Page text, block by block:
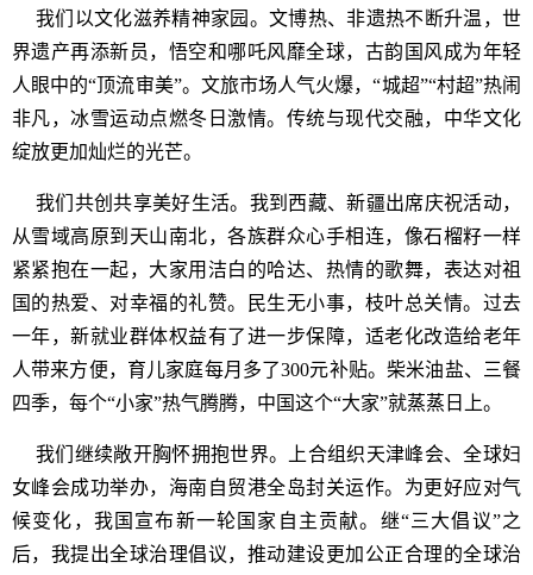
我们以文化滋养精神家园。文博热、非遗热不断升温，世
界遗产再添新员，悟空和哪吒风靡全球，古韵国风成为年轻
人眼中的“顶流审美”。文旅市场人气火爆，“城超”“村超”热闹
非凡，冰雪运动点燃冬日激情。传统与现代交融，中华文化
绽放更加灿烂的光芒。
我们共创共享美好生活。我到西藏、新疆出席庆祝活动，
从雪域高原到天山南北，各族群众心手相连，像石榴籽一样
紧紧抱在一起，大家用洁白的哈达、热情的歌舞，表达对祖
国的热爱、对幸福的礼赞。民生无小事，枝叶总关情。过去
一年，新就业群体权益有了进一步保障，适老化改造给老年
人带来方便，育儿家庭每月多了300元补贴。柴米油盐、三餐
四季，每个“小家”热气腾腾，中国这个“大家”就蒸蒸日上。
我们继续敞开胸怀拥抱世界。上合组织天津峰会、全球妇
女峰会成功举办，海南自贸港全岛封关运作。为更好应对气
候变化，我国宣布新一轮国家自主贡献。继“三大倡议”之
后，我提出全球治理倡议，推动建设更加公正合理的全球治